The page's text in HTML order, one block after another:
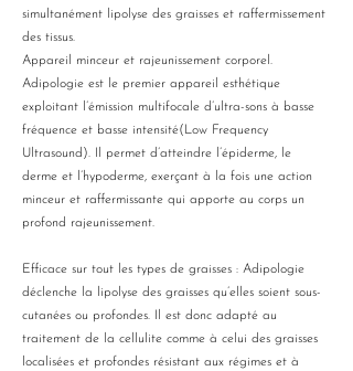
simultanément lipolyse des graisses et raffermissement
des tissus.
Appareil minceur et rajeunissement corporel.
Adipologie est le premier appareil esthétique
exploitant l’émission multifocale d’ultra-sons à basse
fréquence et basse intensité(Low Frequency
Ultrasound). Il permet d’atteindre l’épiderme, le
derme et l’hypoderme, exerçant à la fois une action
minceur et raffermissante qui apporte au corps un
profond rajeunissement.
Efficace sur tout les types de graisses : Adipologie
déclenche la lipolyse des graisses qu’elles soient sous-
cutanées ou profondes. Il est donc adapté au
traitement de la cellulite comme à celui des graisses
localisées et profondes résistant aux régimes et à